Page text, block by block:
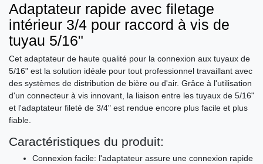
Adaptateur rapide avec filetage
intérieur 3/4 pour raccord à vis de
tuyau 5/16"
Cet adaptateur de haute qualité pour la connexion aux tuyaux de
5/16" est la solution idéale pour tout professionnel travaillant avec
des systèmes de distribution de bière ou d'air. Grâce à l'utilisation
d'un connecteur à vis innovant, la liaison entre les tuyaux de 5/16"
et l'adaptateur fileté de 3/4" est rendue encore plus facile et plus
fiable.
Caractéristiques du produit:
Connexion facile: l'adaptateur assure une connexion rapide